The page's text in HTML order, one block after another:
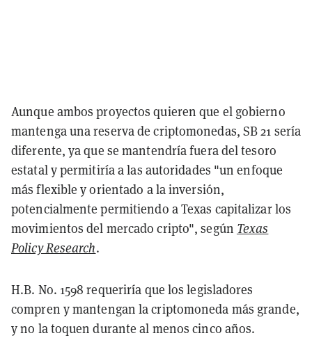
Aunque ambos proyectos quieren que el gobierno
mantenga una reserva de criptomonedas, SB 21 sería
diferente, ya que se mantendría fuera del tesoro
estatal y permitiría a las autoridades "un enfoque
más flexible y orientado a la inversión,
potencialmente permitiendo a Texas capitalizar los
movimientos del mercado cripto", según Texas
Policy Research.
H.B. No. 1598 requeriría que los legisladores
compren y mantengan la criptomoneda más grande,
y no la toquen durante al menos cinco años.